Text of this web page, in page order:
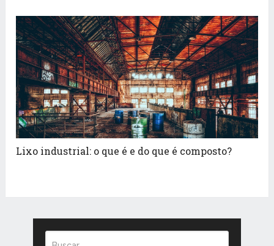
Lixo industrial: o que é e do que é composto?